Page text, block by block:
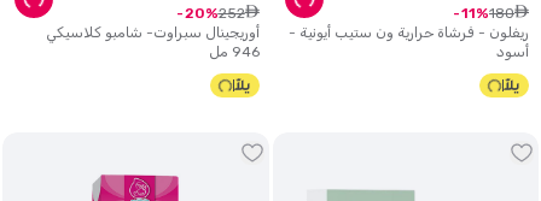
ريفلون - فرشاة حرارية ون ستيب أيونية -
أسود
ê
180
11
أوريجينال سبراوت- شامبو كلاسيكي
946 مل
ê
252
20